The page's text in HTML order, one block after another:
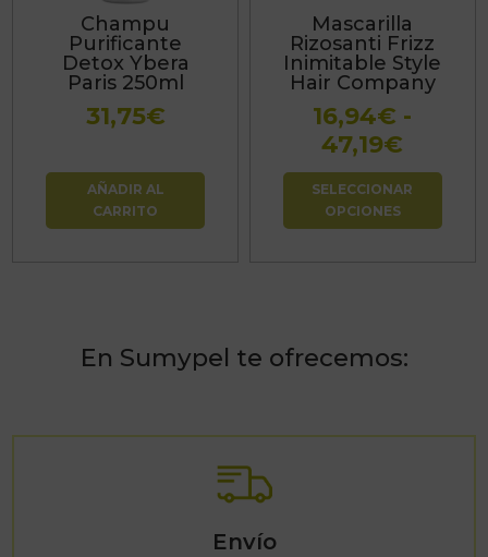
Champu
Purificante
Detox Ybera
Paris 250ml
31,75€
AÑADIR AL
CARRITO
Mascarilla
Rizosanti Frizz
Inimitable Style
Hair Company
16,94€ -
47,19€
de
desde
SELECCIONAR
OPCIONES
opciones
se
pueden
elegir
la
página
de
En Sumypel te ofrecemos:
Envío